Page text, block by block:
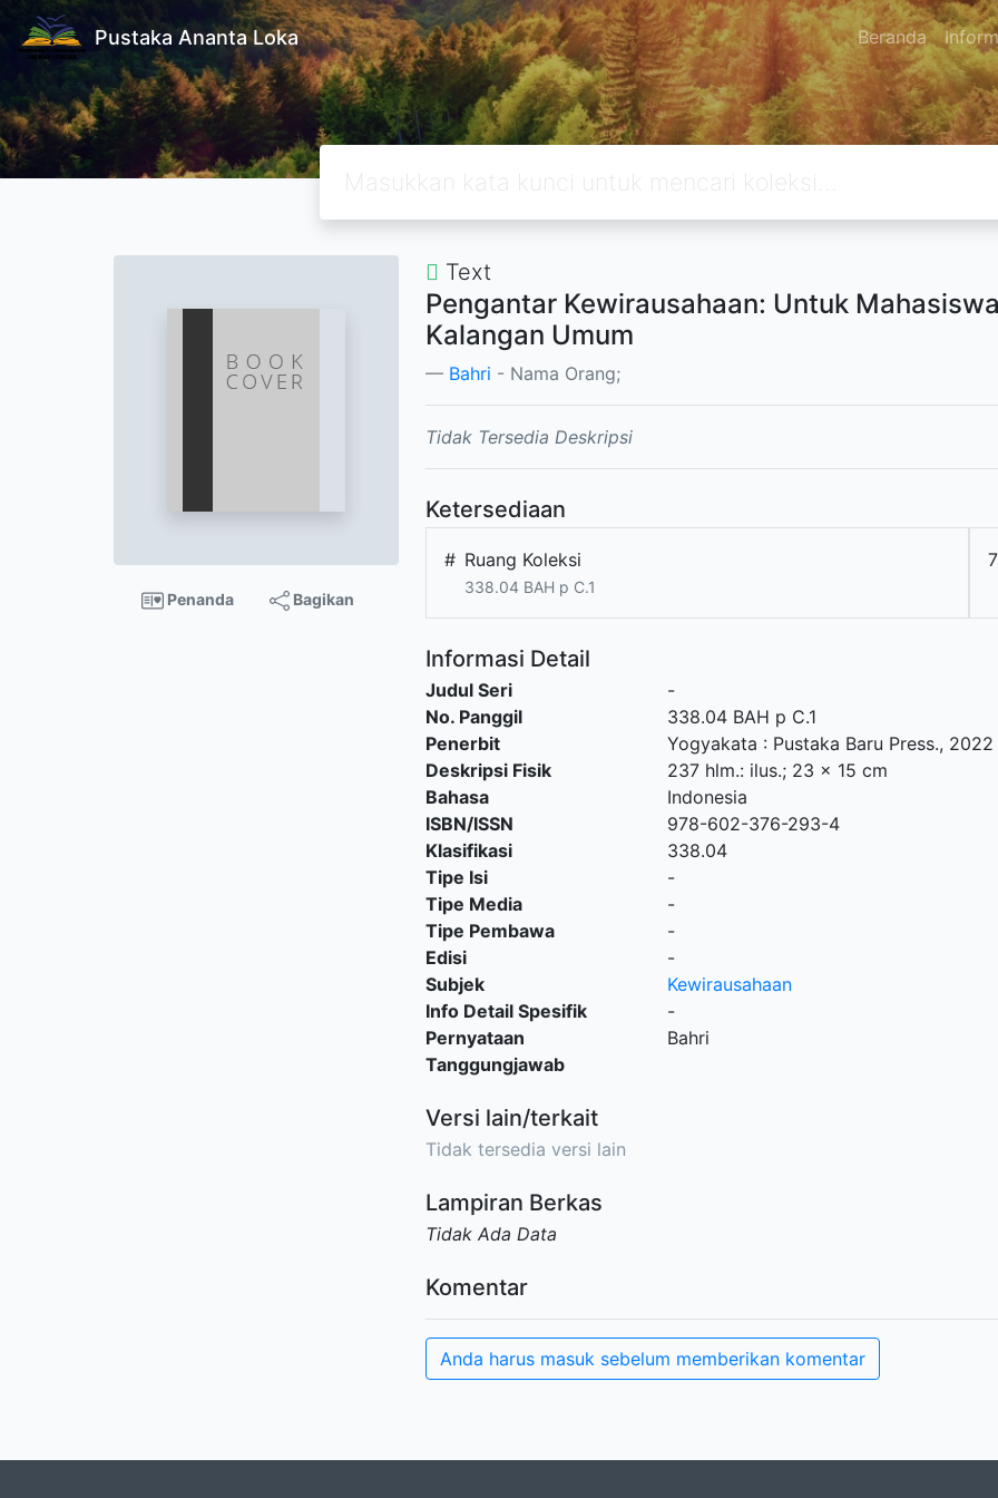
Pustaka Ananta Loka Beranda
Penanda Bagikan
Text
Pengantar Kewirausahaan: Untuk
Kalangan Umum
Bahri - Nama Orang;
Tidak Tersedia Deskripsi
Ketersediaan
# Ruang Koleksi
338.04 BAH p C.1
Informasi Detail
Judul Seri
-
No. Panggil
338.04 BAH p C.1
Penerbit
Yogyakata : Pustaka Baru Press., 2022
Deskripsi Fisik
237 hlm.: ilus.; 23 x 15 cm
Bahasa
Indonesia
ISBN/ISSN
978-602-376-293-4
Klasifikasi
338.04
Tipe Isi
-
Tipe Media
-
Tipe Pembawa
-
Edisi
-
Subjek
Kewirausahaan
Info Detail Spesifik
-
Pernyataan
Tanggungjawab
Bahri
Versi lain/terkait
Tidak tersedia versi lain
Lampiran Berkas
Tidak Ada Data
Komentar
Anda harus masuk sebelum memberikan komentar